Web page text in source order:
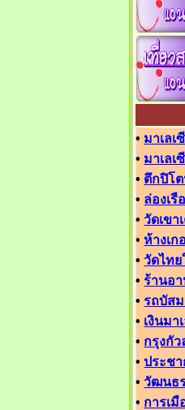
• มาเลเ
• มาเลเ
• ตึกปิโ
• ล่องเรื
•วัดเขา
• ห้างเก
•วัดไท
•ร้านอ
•รถบัสม
• เงินมา
• กรุงกัว
•ประชา
•วัฒนธ
• การเมื